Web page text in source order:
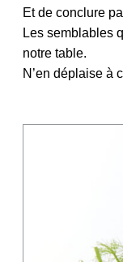
Et de conclure
Les semblables
notre table.
N’en déplaise à